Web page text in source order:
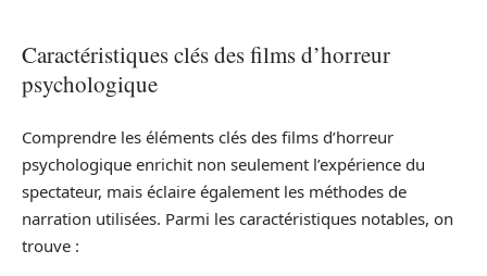
Caractéristiques clés des films d’horreur
psychologique
Comprendre les éléments clés des films d’horreur
psychologique enrichit non seulement l’expérience du
spectateur, mais éclaire également les méthodes de
narration utilisées. Parmi les caractéristiques notables, on
trouve :